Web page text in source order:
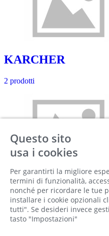
KARCHER
2 prodotti
KEMPER
2 prodotti
Questo sito
usa i cookies
Per garantirti la migliore
termini di funzionalità,
nonché per ricordare le tue
installare i cookie opzionali
tutti". Se desideri invece
tasto "Impostazioni"